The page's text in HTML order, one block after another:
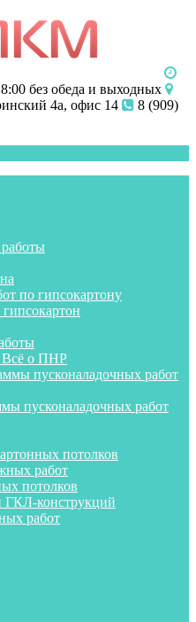
без обеда и выходных
4а, офис 14
8 (909)
по гипсокартону
Всё о ПНР
пусконаладочных работ
пусконаладочных работ
потолков
работ
потолков
ГКЛ-конструкций
работ